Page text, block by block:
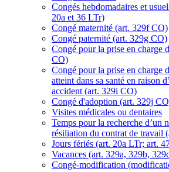
Congés hebdomadaires et
20a et 36 LTr)
Congé maternité (art. 329f CO)
Congé paternité (art. 329g CO)
Congé pour la prise en charge
CO)
Congé pour la prise en charge
atteint dans sa santé en raison
accident (art. 329i CO)
Congé d'adoption (art. 329j
Visites médicales ou dentaires
Temps pour la recherche d’un
résiliation du contrat de travail
Jours fériés (art. 20a LTr; art.
Vacances (art. 329a, 329b,
Congé-modification